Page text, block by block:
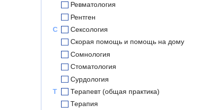
Ревматология
Рентген
С
Сексология
Скорая помощь и помощь на дому
Сомнология
Стоматология
Сурдология
Т
Терапевт (общая практика)
Терапия